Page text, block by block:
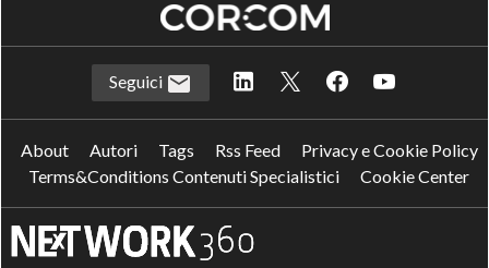
Seguici
About Autori Tags Rss Feed
Privacy e Cookie Policy
Terms&Conditions Contenuti Specialistici
Cookie Center